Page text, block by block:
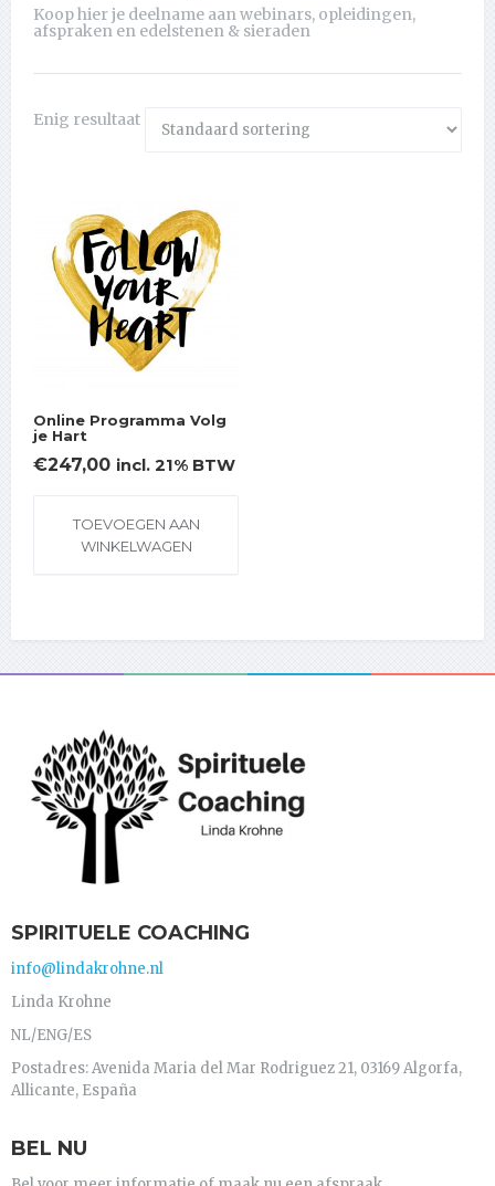
Koop hier je deelname aan webinars, opleidingen,
afspraken en edelstenen & sieraden
Enig resultaat
Online Programma Volg
je Hart
€247,00 incl. 21% BTW
TOEVOEGEN AAN
WINKELWAGEN
SPIRITUELE COACHING
info@lindakrohne.nl
Linda Krohne
NL/ENG/ES
Postadres: Avenida Maria del Mar Rodriguez 21, 03169 Algorfa,
Allicante, España
BEL NU